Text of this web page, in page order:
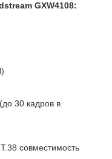
GXW4108:
30 кадров в
совместимость